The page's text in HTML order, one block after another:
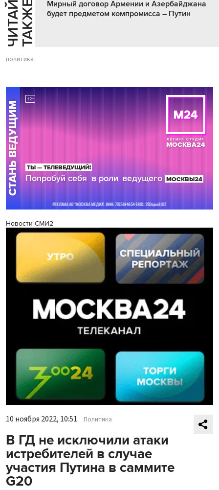
Ч
И
Т
АЙ
Т
Е
Т
А
К
ЖЕ
Мирный договор Армении и Азербайджана
будет предметом компромисса – Путин
политика
Новости СМИ2
10 ноября 2022, 10:51 Политика
В ГД не исключили атаки
истребителей в случае
участия Путина в саммите
G20